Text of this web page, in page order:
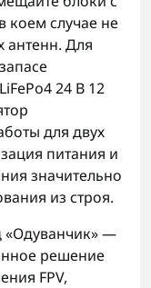
коем случае не
антенн. Для
24 В 12
для двух
питания и
значительно
из строя.
«Одуванчик» —
решение
FPV,